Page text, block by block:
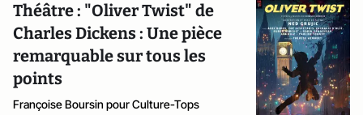
Théâtre : "Oliver Twist" de
Charles Dickens : Une pièce
remarquable sur tous les
points
Françoise Boursin pour Culture-Tops